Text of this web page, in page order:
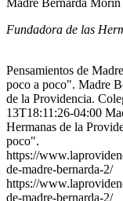
Madre Bernarda Morin
Fundadora de las
Pensamientos de
poco a poco". Madre
de la Providencia.
13T18:11:26-04:00
Hermanas de la
poco".
https://
de-madre-bernarda-2/
https://
de-madre-bernarda-2/